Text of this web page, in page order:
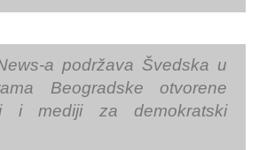
a podržava Švedska u
Beogradske otvorene
i mediji za demokratski